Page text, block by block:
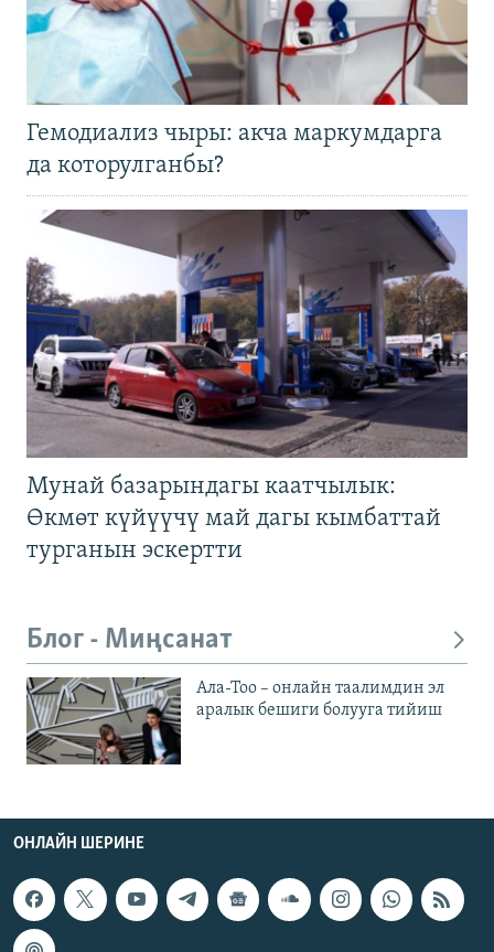
Гемодиализ чыры: акча маркумдарга
да которулганбы?
Мунай базарындагы каатчылык:
Өкмөт күйүүчү май дагы кымбаттай
турганын эскертти
Блог - Миңсанат
Ала-Тоо – онлайн таалимдин эл
аралык бешиги болууга тийиш
ОНЛАЙН ШЕРИНЕ